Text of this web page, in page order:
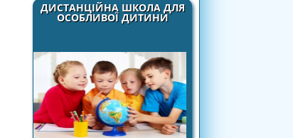
ДИСТАНЦІЙНА ШКОЛА ДЛЯ
ОСОБЛИВОЇ ДИТИНИ